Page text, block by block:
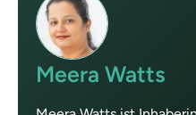
Meera Watts